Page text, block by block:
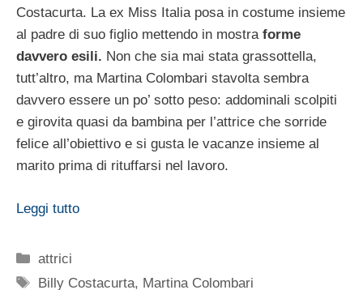
Costacurta. La ex Miss Italia posa in costume insieme
al padre di suo figlio mettendo in mostra forme
davvero esili. Non che sia mai stata grassottella,
tutt’altro, ma Martina Colombari stavolta sembra
davvero essere un po’ sotto peso: addominali scolpiti
e girovita quasi da bambina per l’attrice che sorride
felice all’obiettivo e si gusta le vacanze insieme al
marito prima di rituffarsi nel lavoro.
Leggi tutto
Categorie
attrici
Tag
Billy Costacurta, Martina Colombari